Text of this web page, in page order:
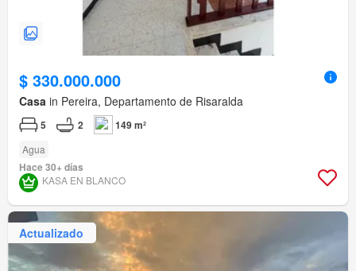
$ 330.000.000
Casa in Pereira, Departamento de Risaralda
5 2 149 m²
Agua
Hace 30+ días
KASA EN BLANCO
Actualizado